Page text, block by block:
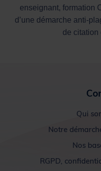
enseignant, formation
d’une démarche anti-
de citation
Qui
Notre
Nos
RGPD,